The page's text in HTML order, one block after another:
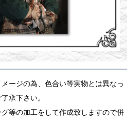
ージの為、色合い等実物とは異なっ
承下さい。
等の加工をして作成致しますので併